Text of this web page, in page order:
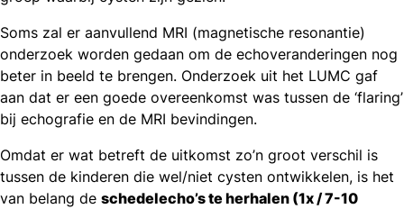
Soms zal er aanvullend MRI (magnetische resonantie)
onderzoek worden gedaan om de echoveranderingen nog
beter in beeld te brengen. Onderzoek uit het LUMC gaf
aan dat er een goede overeenkomst was tussen de ‘flaring’
bij echografie en de MRI bevindingen.
Omdat er wat betreft de uitkomst zo’n groot verschil is
tussen de kinderen die wel/niet cysten ontwikkelen, is het
van belang de schedelecho’s te herhalen (1x / 7-10